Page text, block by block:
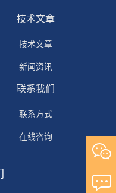
技术文章
技术文章
新闻资讯
联系我们
联系方式
在线咨询